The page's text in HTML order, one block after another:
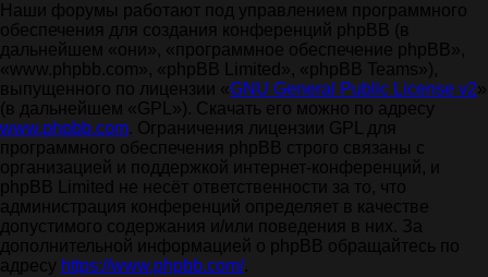
Наши форумы работают под управлением программного
обеспечения для создания конференций phpBB (в
дальнейшем «они», «программное обеспечение phpBB»,
«www.phpbb.com», «phpBB Limited», «phpBB Teams»),
выпущенного по лицензии «GNU General Public License v2»
(в дальнейшем «GPL»). Скачать его можно по адресу
www.phpbb.com. Ограничения лицензии GPL для
программного обеспечения phpBB строго связаны с
организацией и поддержкой интернет-конференций, и
phpBB Limited не несёт ответственности за то, что
администрация конференций определяет в качестве
допустимого содержания и/или поведения в них. За
дополнительной информацией о phpBB обращайтесь по
адресу https://www.phpbb.com/.